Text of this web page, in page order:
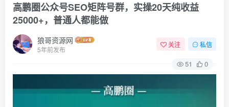
高鹏圈公众号SEO矩阵号群，实操20天纯收益
25000+，普通人都能做
狼哥资源网
5年前发布
关注 私信
51 0